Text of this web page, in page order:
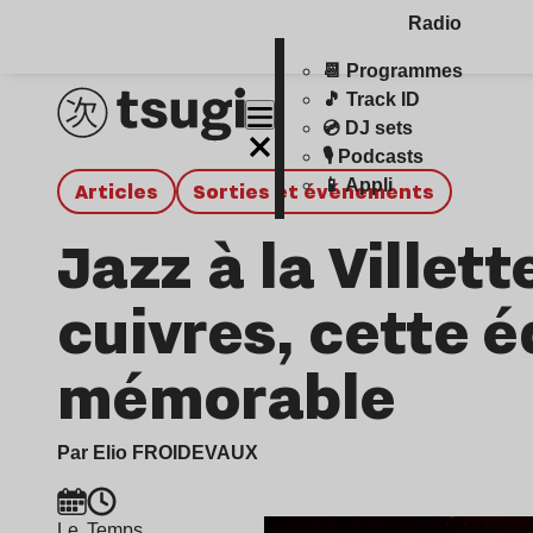
Radio
📆 Programmes
🎵 Track ID
💿 DJ sets
🎙️ Podcasts
📱 Appli
Articles Sorties et événements
Jazz à la
cuivres, cette
mémorable
Par Elio FROIDEVAUX